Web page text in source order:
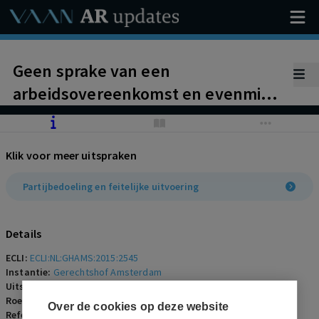
Over de cookies op deze website
Geen sprake van een
arbeidsovereenkomst en evenmin
een agentuurovereenkomst.
Klik voor meer uitspraken
Partijbedoeling en feitelijke uitvoering
Details
ECLI: ECLI:NL:GHAMS:2015:2545
Instantie: Gerechtshof Amsterdam
Uitspraakdatum:
Roepnaam:
X en X Beheer BV/Y International BV
Referentienummer:AR-2015-0617